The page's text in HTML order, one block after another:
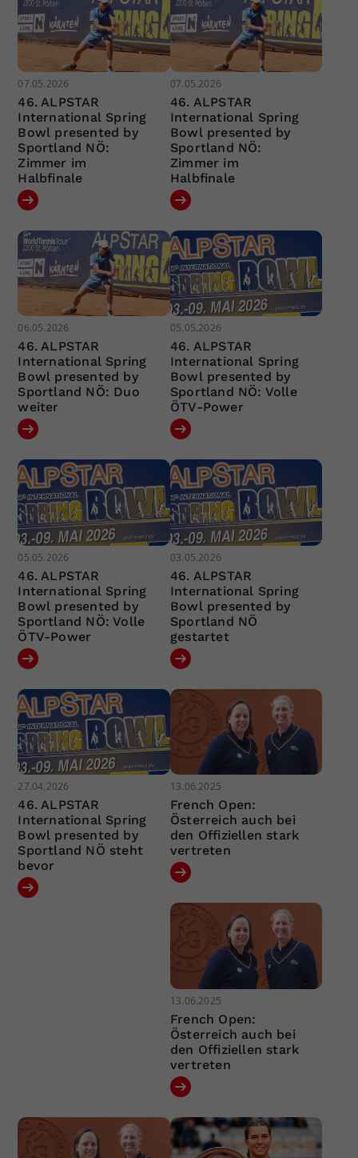
07.05.2026
46. ALPSTAR
International Spring
Bowl presented by
Sportland NÖ:
Zimmer im
Halbfinale
07.05.2026
46. ALPSTAR
International Spring
Bowl presented by
Sportland NÖ:
Zimmer im
Halbfinale
06.05.2026
46. ALPSTAR
International Spring
Bowl presented by
Sportland NÖ: Duo
weiter
05.05.2026
46. ALPSTAR
International Spring
Bowl presented by
Sportland NÖ: Volle
ÖTV-Power
05.05.2026
46. ALPSTAR
International Spring
Bowl presented by
Sportland NÖ: Volle
ÖTV-Power
03.05.2026
46. ALPSTAR
International Spring
Bowl presented by
Sportland NÖ
gestartet
27.04.2026
46. ALPSTAR
International Spring
Bowl presented by
Sportland NÖ steht
bevor
13.06.2025
French Open:
Österreich auch bei
den Offiziellen stark
vertreten
13.06.2025
French Open:
Österreich auch bei
den Offiziellen stark
vertreten